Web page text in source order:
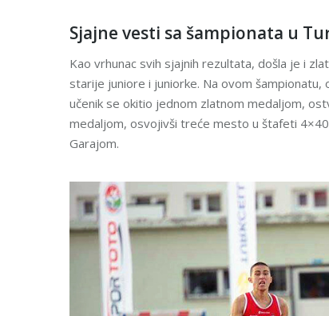
Sjajne vesti sa šampionata u
Kao vrhunac svih sjajnih rezultata, došla je i
starije juniore i juniorke. Na ovom šampionatu,
učenik se okitio jednom zlatnom medaljom,
medaljom, osvojivši treće mesto u štafeti
Garajom.